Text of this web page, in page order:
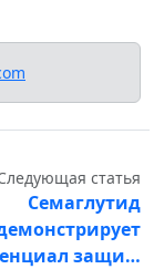
статья
Семаглутид
защи…